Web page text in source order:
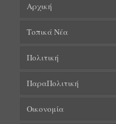
Αρχική
Τοπικά Νέα
Πολιτική
ΠαραΠολιτική
Οικονομία